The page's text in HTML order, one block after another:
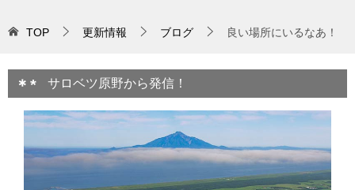
TOP 更新情報 ブログ 良い場所にいるなあ！
サロベツ原野から発信！